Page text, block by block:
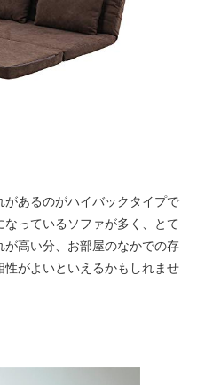
あるのがハイバックタイプで
っているソファが多く、とて
高い分、お部屋のなかでの存
がよいといえるかもしれませ